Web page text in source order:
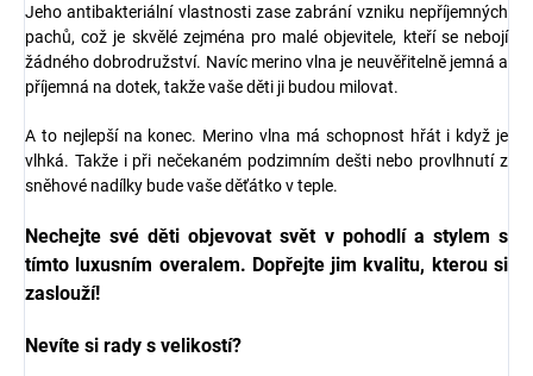
Jeho antibakteriální vlastnosti zase zabrání vzniku nepříjemných
pachů, což je skvělé zejména pro malé objevitele, kteří se nebojí
žádného dobrodružství. Navíc merino vlna je neuvěřitelně jemná a
příjemná na dotek, takže vaše děti ji budou milovat.
A to nejlepší na konec. Merino vlna má schopnost hřát i když je
vlhká. Takže i při nečekaném podzimním dešti nebo provlhnutí z
sněhové nadílky bude vaše děťátko v teple.
Nechejte své děti objevovat svět v pohodlí a stylem s
tímto luxusním overalem. Dopřejte jim kvalitu, kterou si
zaslouží!
Nevíte si rady s velikostí?